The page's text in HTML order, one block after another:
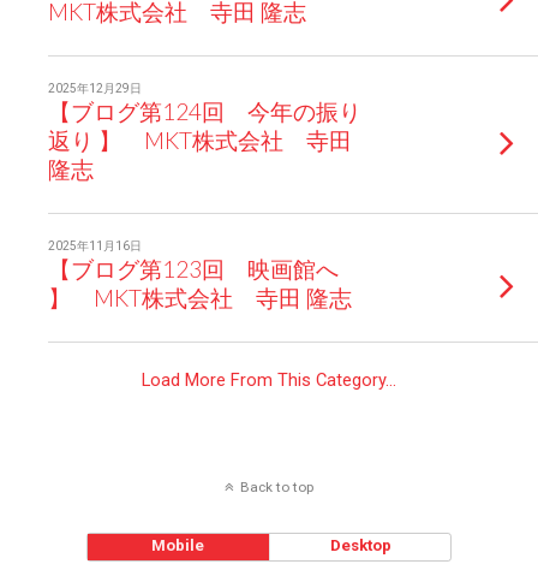
MKT株式会社 寺田 隆志
2025年12月29日
【ブログ第124回 今年の振り
返り 】 MKT株式会社 寺田
隆志
2025年11月16日
【ブログ第123回 映画館へ
】 MKT株式会社 寺田 隆志
Load More From This Category…
Back to top
Mobile Desktop